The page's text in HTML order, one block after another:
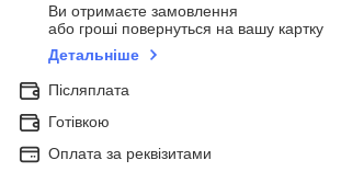
Ви отримаєте замовлення
або гроші повернуться на вашу картку
Детальніше
Післяплата
Готівкою
Оплата за реквізитами